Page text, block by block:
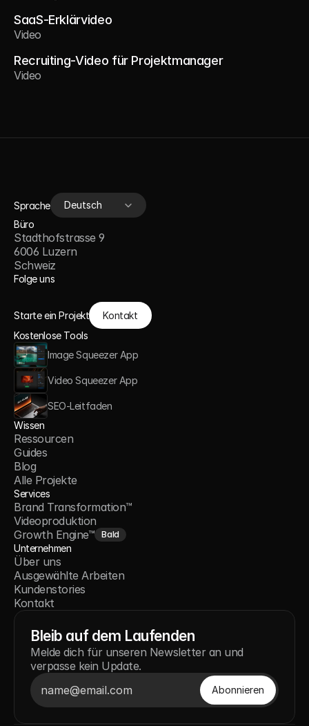
SaaS-Erklärvideo
Video
Recruiting-Video für Projektmanager
Video
Sprache
Select Language
Deutsch
Büro
Stadthofstrasse 9
6006 Luzern
Schweiz
Folge uns
Starte ein Projekt
Kontakt
Kostenlose Tools
Image Squeezer App
Video Squeezer App
SEO-Leitfaden
Wissen
Ressourcen
Guides
Blog
Alle Projekte
Services
Brand Transformation™
Videoproduktion
Growth Engine™
Bald
Unternehmen
Über uns
Ausgewählte Arbeiten
Kundenstories
Kontakt
Bleib auf dem Laufenden
Melde dich für unseren Newsletter an und
verpasse kein Update.